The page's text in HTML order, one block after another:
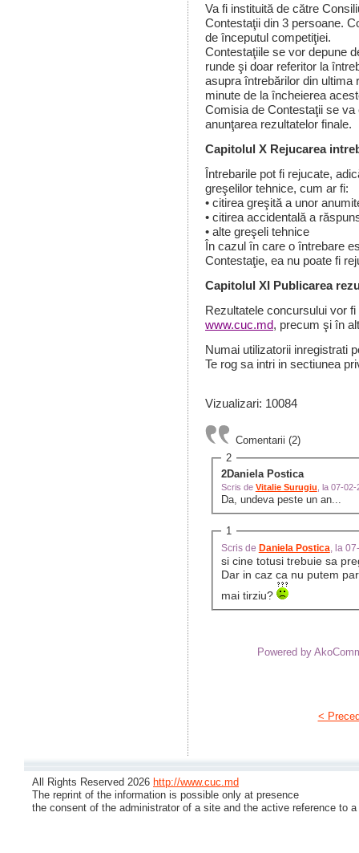
Va fi instituită de către
Contestaţii din 3 persoane.
de începutul competiţiei.
Contestaţiile se vor depune
runde şi doar referitor la
asupra întrebărilor din ultima
minute de la încheierea
Comisia de Contestaţii se
anunţarea rezultatelor finale.
Capitolul X Rejucarea
Întrebarile pot fi rejucate,
greşelilor tehnice, cum ar fi:
• citirea greşită a unor
• citirea accidentală a
• alte greşeli tehnice
În cazul în care o întrebare
Contestaţie, ea nu poate fi
Capitolul XI Publicarea
Rezultatele concursului vor
www.cuc.md, precum şi în
Numai utilizatorii inregistrati
Te rog sa intri in sectiunea
Vizualizari: 10084
Comentarii (2)
2
2Daniela Postica
Scris de Vitalie Surugiu , la 07-
Da, undeva peste un an...
1
Scris de Daniela Postica , la
si cine totusi trebuie sa
Dar in caz ca nu putem
mai tirziu?
Powered by
<
All Rights Reserved 2026 http://www.cuc.md
The reprint of the information is possible only at presence
the consent of the administrator of a site and the active reference to